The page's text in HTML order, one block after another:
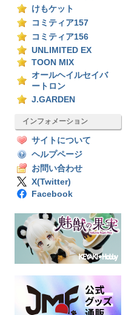
けもケット
コミティア157
コミティア156
UNLIMITED EX
TOON MIX
オールヘイルセイバ
ートロン
J.GARDEN
インフォメーション
サイトについて
ヘルプページ
お問い合わせ
X(Twitter)
Facebook